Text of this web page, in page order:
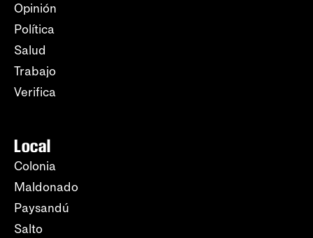
Opinión
Política
Salud
Trabajo
Verifica
Local
Colonia
Maldonado
Paysandú
Salto